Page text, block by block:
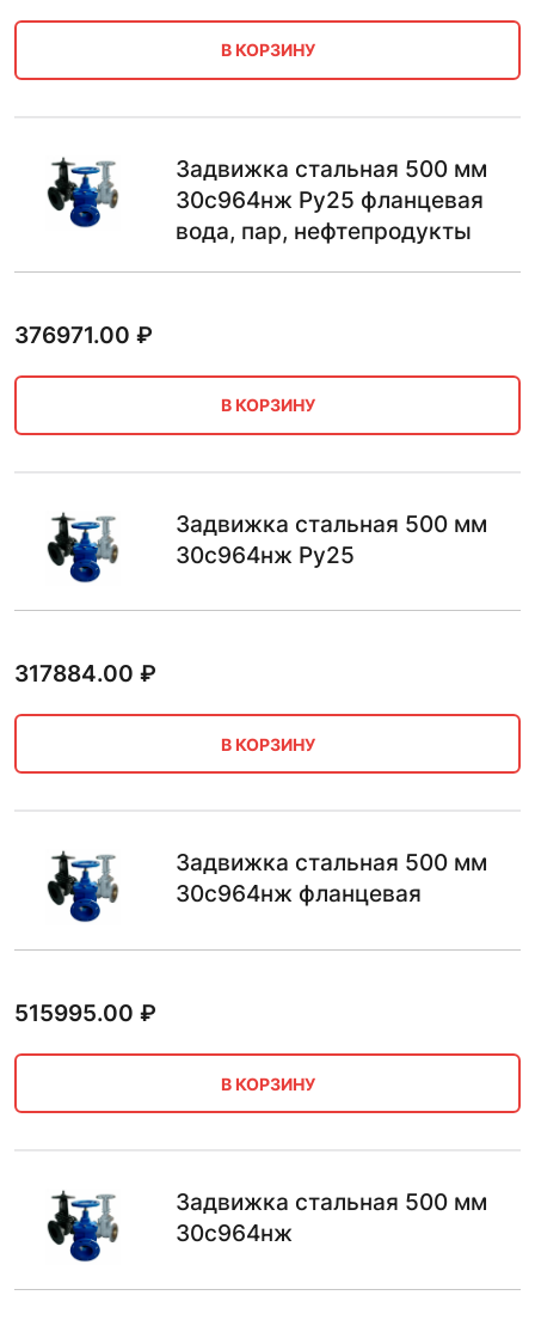
В КОРЗИНУ
Задвижка стальная 500 мм
30с964нж Ру25 фланцевая
вода, пар, нефтепродукты
376971.00 ₽
В КОРЗИНУ
Задвижка стальная 500 мм
30с964нж Ру25
317884.00 ₽
В КОРЗИНУ
Задвижка стальная 500 мм
30с964нж фланцевая
515995.00 ₽
В КОРЗИНУ
Задвижка стальная 500 мм
30с964нж